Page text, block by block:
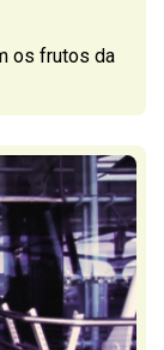
os frutos da